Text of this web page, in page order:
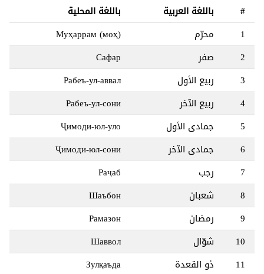
#
باللغة العربية
باللغة المحلية
1
محرّم
Муҳаррам (моҳ)
2
صفر
Сафар
3
ربيع الأول
Рабеъ-ул-аввал
4
ربيع الآخر
Рабеъ-ул-сони
5
جمادى الأول
Ҷимоди-юл-уло
6
جمادى الآخر
Ҷимоди-юл-сони
7
رجب
Раҷаб
8
شعبان
Шаъбон
9
رمضان
Рамазон
10
شوّال
Шаввол
11
ذو القعدة
Зулқаъда